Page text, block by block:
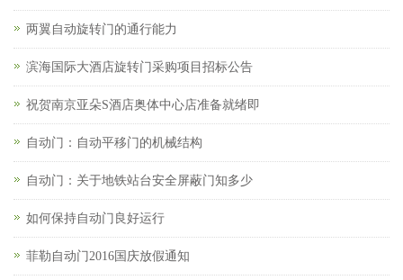
两翼自动旋转门的通行能力
滨海国际大酒店旋转门采购项目招标公告
祝贺南京亚朵S酒店奥体中心店准备就绪即
自动门：自动平移门的机械结构
自动门：关于地铁站台安全屏蔽门知多少
如何保持自动门良好运行
菲勒自动门2016国庆放假通知